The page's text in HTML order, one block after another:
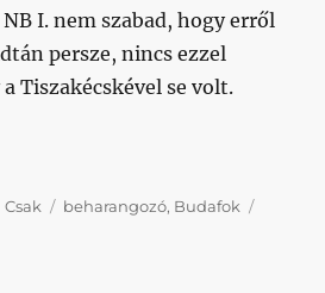
I. nem szabad, hogy erről
persze, nincs ezzel
Tiszakécskével se volt.
fordulóig tartott, azonban
Kategória
Csak Címke
beharangozó, Budafok